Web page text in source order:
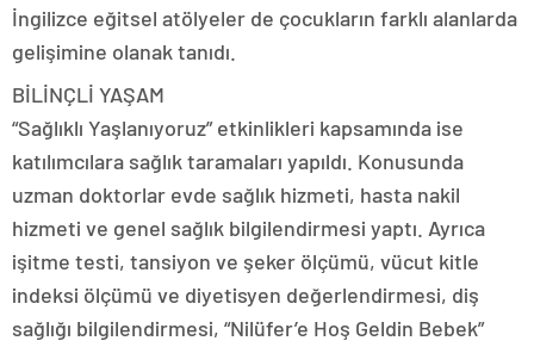
İngilizce eğitsel atölyeler de çocukların farklı alanlarda
gelişimine olanak tanıdı.
BİLİNÇLİ YAŞAM
“Sağlıklı Yaşlanıyoruz” etkinlikleri kapsamında ise
katılımcılara sağlık taramaları yapıldı. Konusunda
uzman doktorlar evde sağlık hizmeti, hasta nakil
hizmeti ve genel sağlık bilgilendirmesi yaptı. Ayrıca
işitme testi, tansiyon ve şeker ölçümü, vücut kitle
indeksi ölçümü ve diyetisyen değerlendirmesi, diş
sağlığı bilgilendirmesi, “Nilüfer’e Hoş Geldin Bebek”